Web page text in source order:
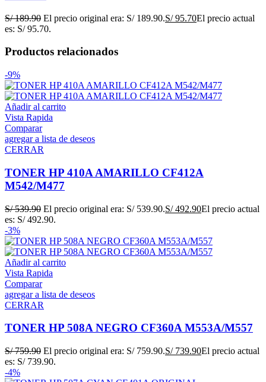
S/189.90 El precio original era: S/ 189.90.S/95.70El precio actual
es: S/ 95.70.
Productos relacionados
-9%
Añadir al carrito
Vista Rapida
Comparar
agregar a lista de deseos
CERRAR
TONER HP 410A AMARILLO CF412A
M542/M477
S/539.90 El precio original era: S/ 539.90.S/492.90El precio actual
es: S/ 492.90.
-3%
Añadir al carrito
Vista Rapida
Comparar
agregar a lista de deseos
CERRAR
TONER HP 508A NEGRO CF360A M553A/M557
S/759.90 El precio original era: S/ 759.90.S/739.90El precio actual
es: S/ 739.90.
-4%